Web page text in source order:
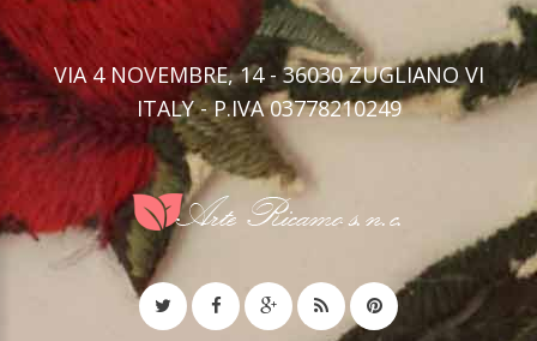
VIA 4 NOVEMBRE, 14 - 36030 ZUGLIANO VI
ITALY - P.IVA 03778210249